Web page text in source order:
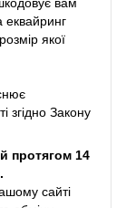
еквайринг
якої
згідно Закону
протягом 14
сайті